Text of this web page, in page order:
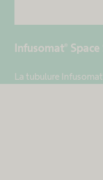
Infusomat®
La tubulure